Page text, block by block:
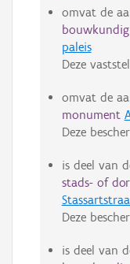
omvat de
paleis
Deze
omvat de
monument
Deze
is deel van
stads- of
Deze
is deel van